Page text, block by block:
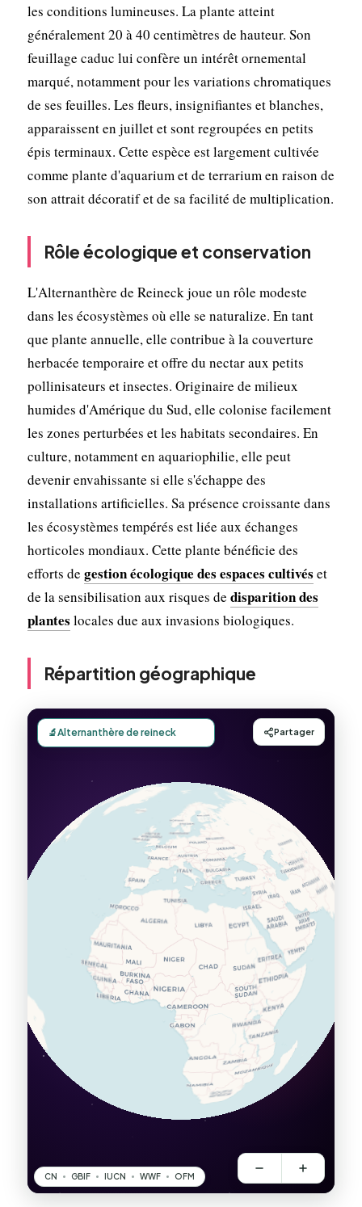
les conditions lumineuses. La plante atteint
généralement 20 à 40 centimètres de hauteur. Son
feuillage caduc lui confère un intérêt ornemental
marqué, notamment pour les variations chromatiques
de ses feuilles. Les fleurs, insignifiantes et blanches,
apparaissent en juillet et sont regroupées en petits
épis terminaux. Cette espèce est largement cultivée
comme plante d'aquarium et de terrarium en raison de
son attrait décoratif et de sa facilité de multiplication.
Rôle écologique et conservation
L'Alternanthère de Reineck joue un rôle modeste
dans les écosystèmes où elle se naturalize. En tant
que plante annuelle, elle contribue à la couverture
herbacée temporaire et offre du nectar aux petits
pollinisateurs et insectes. Originaire de milieux
humides d'Amérique du Sud, elle colonise facilement
les zones perturbées et les habitats secondaires. En
culture, notamment en aquariophilie, elle peut
devenir envahissante si elle s'échappe des
installations artificielles. Sa présence croissante dans
les écosystèmes tempérés est liée aux échanges
horticoles mondiaux. Cette plante bénéficie des
efforts de gestion écologique des espaces cultivés et
de la sensibilisation aux risques de disparition des
plantes locales due aux invasions biologiques.
Répartition géographique